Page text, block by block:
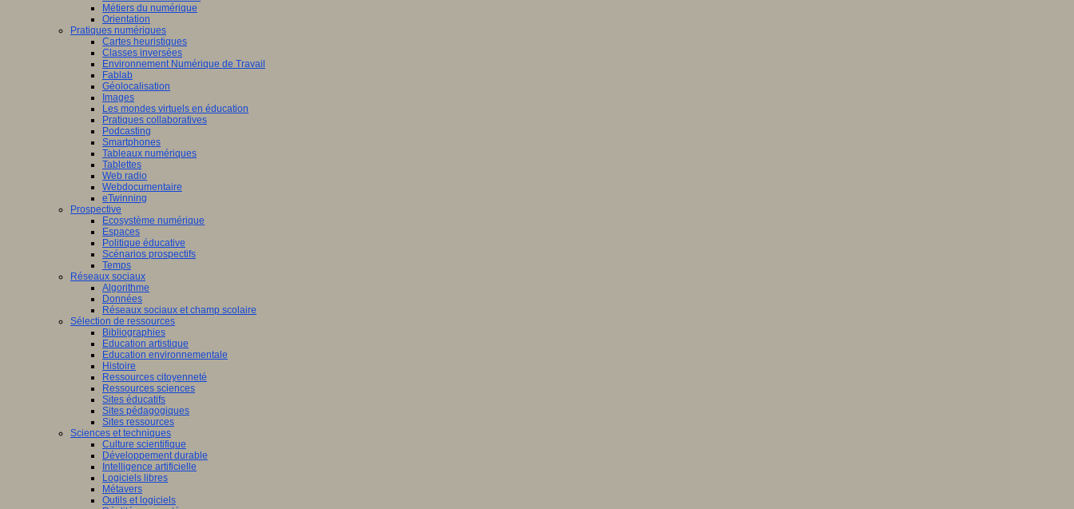
Métiers du numérique
Orientation
Pratiques numériques
Cartes heuristiques
Classes inversées
Environnement Numérique de Travail
Fablab
Géolocalisation
Images
Les mondes virtuels en éducation
Pratiques collaboratives
Podcasting
Smartphones
Tableaux numériques
Tablettes
Web radio
Webdocumentaire
eTwinning
Prospective
Ecosystème numérique
Espaces
Politique éducative
Scénarios prospectifs
Temps
Réseaux sociaux
Algorithme
Données
Réseaux sociaux et champ scolaire
Sélection de ressources
Bibliographies
Education artistique
Education environnementale
Histoire
Ressources citoyenneté
Ressources sciences
Sites éducatifs
Sites pédagogiques
Sites ressources
Sciences et techniques
Culture scientifique
Développement durable
Intelligence artificielle
Logiciels libres
Métavers
Outils et logiciels